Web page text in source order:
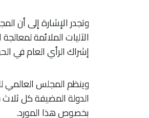
الآليات الملائمة
إشراك الرأي العام في
وينظم المجلس العالمي
الدولة المضيفة كل
بخصوص هذا المورد.